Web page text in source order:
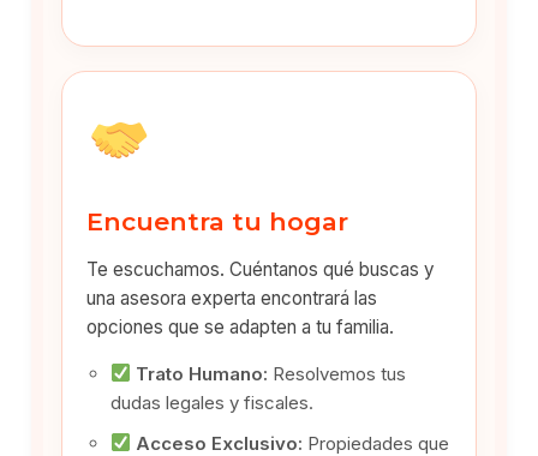
Encuentra tu hogar
Te escuchamos. Cuéntanos qué buscas y
una asesora experta encontrará las
opciones que se adapten a tu familia.
Trato Humano: Resolvemos tus
dudas legales y fiscales.
Acceso Exclusivo: Propiedades que